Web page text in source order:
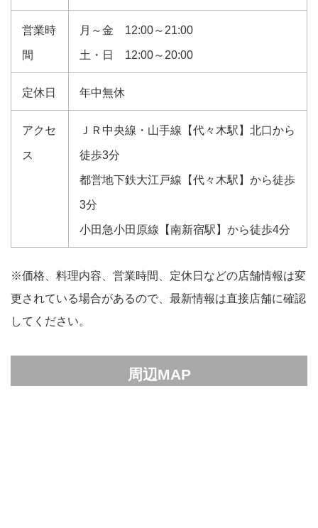
営業時
間
月～金 12:00～21:00
土・日 12:00～20:00
定休日 年中無休
アクセ
ス
ＪＲ中央線・山手線【代々木駅】北口から
徒歩3分
都営地下鉄大江戸線【代々木駅】から徒歩
3分
小田急小田原線【南新宿駅】から徒歩4分
※価格、料理内容、営業時間、定休日などの店舗情報は変
更されている場合があるので、最新情報は直接店舗に確認
してください。
周辺MAP